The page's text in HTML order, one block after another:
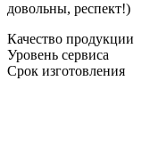
довольны, респект!)
Качество продукции
Уровень сервиса
Срок изготовления